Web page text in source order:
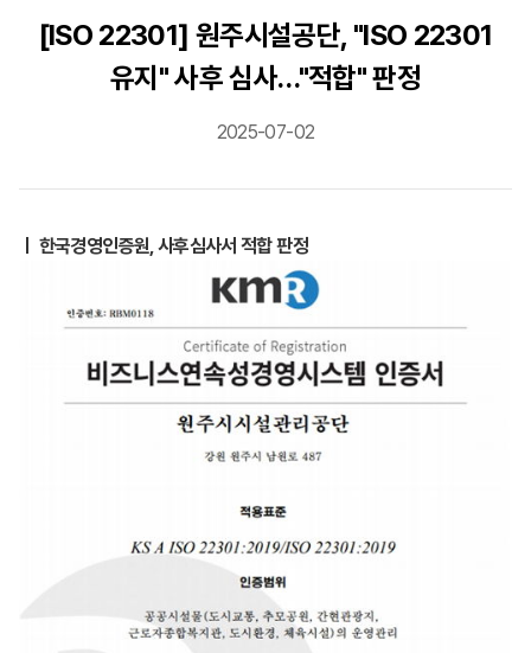
[ISO 22301] 원주시설공단, "ISO 22301
유지" 사후 심사…"적합" 판정
2025-07-02
ㅣ 한국경영인증원, 사후심사서 적합 판정